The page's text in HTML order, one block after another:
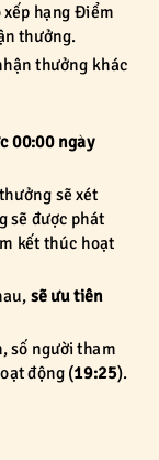
xếp hạng Điểm
thưởng.
thưởng khác
00:00 ngày
sẽ xét
sẽ được phát
kết thúc hoạt
sẽ ưu tiên
số người tham
động (19:25).